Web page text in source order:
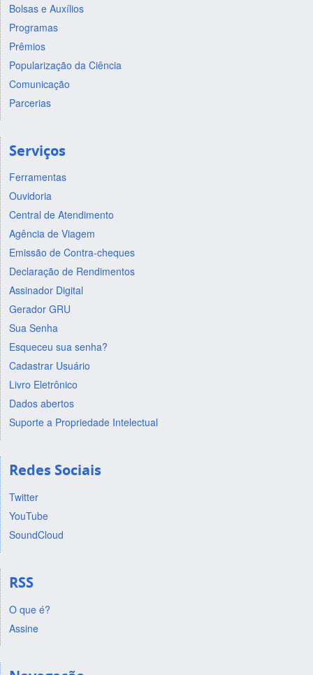
Bolsas e Auxílios
Programas
Prêmios
Popularização da Ciência
Comunicação
Parcerias
Serviços
Ferramentas
Ouvidoria
Central de Atendimento
Agência de Viagem
Emissão de Contra-cheques
Declaração de Rendimentos
Assinador Digital
Gerador GRU
Sua Senha
Esqueceu sua senha?
Cadastrar Usuário
Livro Eletrônico
Dados abertos
Suporte a Propriedade Intelectual
Redes Sociais
Twitter
YouTube
SoundCloud
RSS
O que é?
Assine